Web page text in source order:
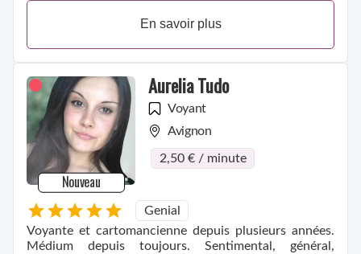
En savoir plus
Nouveau
Aurelia Tudo
Voyant
Avignon
2,50 € / minute
Genial
Voyante et cartomancienne depuis plusieurs années.
Médium depuis toujours. Sentimental, général,